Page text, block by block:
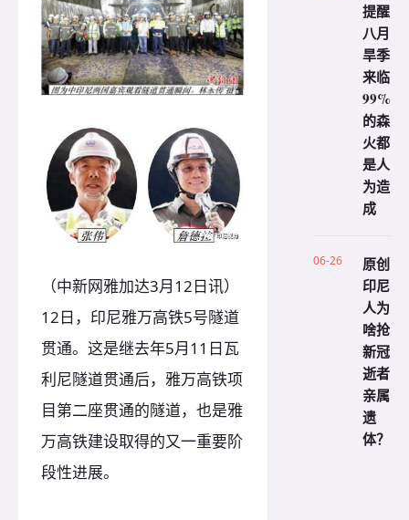
（中新网雅加达3月12日讯）
12日，印尼雅万高铁5号隧道
贯通。这是继去年5月11日瓦
利尼隧道贯通后，雅万高铁项
目第二座贯通的隧道，也是雅
万高铁建设取得的又一重要阶
段性进展。
提醒
八月
旱季
来临
99%
的森
火都
是人
为造
成
06-26
原创
印尼
人为
啥抢
新冠
逝者
亲属
遗
体？